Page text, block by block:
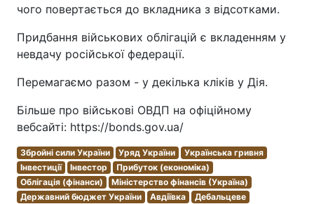
чого повертається до вкладника з відсотками.
Придбання військових облігацій є вкладенням у
невдачу російської федерації.
Перемагаємо разом - у декілька кліків у Дія.
Більше про військові ОВДП на офіційному
вебсайті: https://bonds.gov.ua/
Збройні сили України Уряд України
Українська гривня
Інвестиції
Інвестор
Прибуток (економіка)
Облігація (фінанси)
Міністерство фінансів (Україна)
Державний бюджет України
Авдіївка Дебальцеве